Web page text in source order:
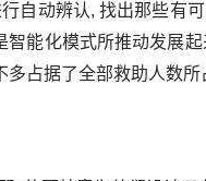
自动辨认, 找出那些有
能化模式所推动发展
占据了全部救助人数所